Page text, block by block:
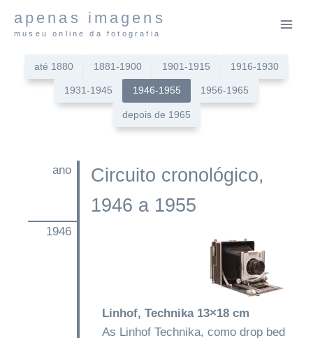
para
Conteúdo
apenas imagens
museu online da fotografia
até 1880 1881-1900 1901-1915 1916-1930
1931-1945 1946-1955 1956-1965
depois de 1965
ano
Circuito cronológico,
1946 a 1955
1946
Linhof, Technika 13×18 cm
As Linhof Technika, como drop bed